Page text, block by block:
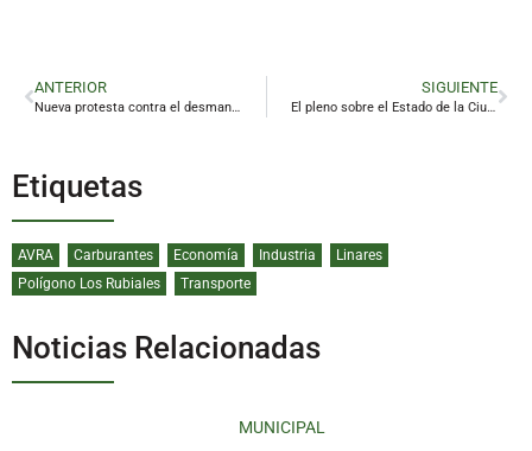
ANTERIOR
Nueva protesta contra el desmantelamiento ferroviario de la provincia
SIGUIENTE
El pleno sobre el Estado de la Ciudad se pospone por casos de Covid en varios concejales
Etiquetas
AVRA Carburantes Economía Industria
Linares
Polígono Los Rubiales
Transporte
Noticias Relacionadas
MUNICIPAL